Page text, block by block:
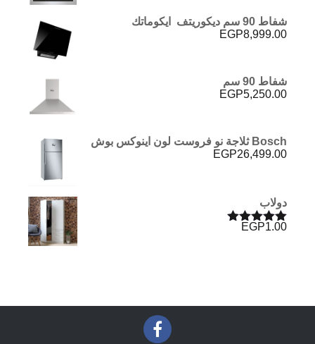
شفاط 90 سم ديكوريتف ايكوماتك
EGP8,999.00
شفاط 90 سم
EGP5,250.00
Bosch ثلاجة نو فروست لون اينوكس بوش
EGP26,499.00
دولاب
تم التقييم
EGP1.00